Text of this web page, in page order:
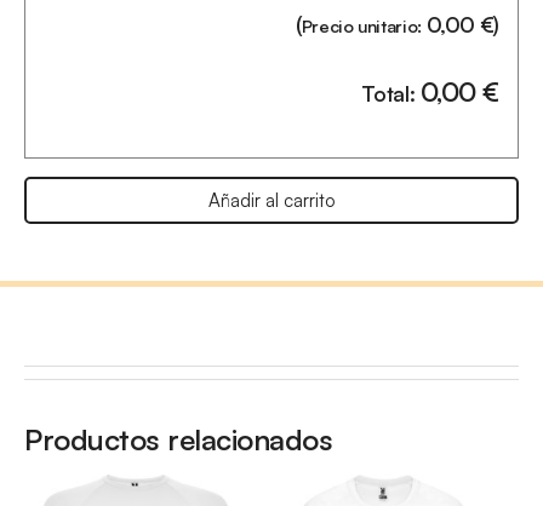
(Precio unitario: 0,00 €)
Total: 0,00€
Añadir al carrito
Productos relacionados